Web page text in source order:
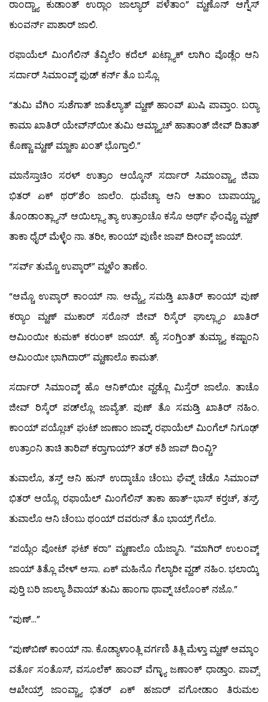
ರಾಂದ್ಚ್ಯಾ ಕುಡಾಂತ್ ಉರ್‍ಲಾಂ ಜಾಲ್ಯಾರ್ ಪಳೆತಾಂ” ಮ್ಹಣೊನ್ ಆಗ್ನೆಸ್
ಕುಂವರ್ನ್ ಪಾಶಾರ್ ಜಾಲಿ.
ರಫಾಯೆಲ್ ಮಿಂಗೆಲಿನ್ ತೆವ್ಶಿಲೆಂ ಕದೆಲ್ ಖಟ್ಲ್ಯಾಕ್ ಲಾಗಿಂ ವೊಡ್ಲೆಂ ಆನಿ
ಸರ್ದಾರ್ ಸಿಮಾಂವ್ಕ್ ಫುಡ್ ಕರ್ನ್ ತೊ ಬಸ್ಲೊ.
“ತುಮಿ ವೆಗಿಂ ಸುಶೆಗಾತ್ ಜಾತೆಲ್ಯಾತ್ ಮ್ಹಣ್ ಹಾಂವ್ ಖುಷಿ ಪಾವ್ತಾಂ. ಬರ್‍ಯಾ
ಕಾಮಾ ಖಾತಿರ್ ಯೇವ್ನ್‍ಯೀ ತುಮಿ ಆಮ್ಚ್ಯಾಚ್ ಹಾತಾಂತ್ ಜೀವ್ ದಿತಾತ್
ಕೊಣ್ಣಾ ಮ್ಹಣ್ ಮ್ಹಾಕಾ ಖಂತ್ ಭೊಗ್ತಾಲಿ.”
ಮಾನೆಸ್ತಾಚಿಂ ಸರಳ್ ಉತ್ರಾಂ ಆಯ್ಕೊನ್ ಸರ್ದಾರ್ ಸಿಮಾಂವ್ಚ್ಯಾ ಜಿವಾ
ಭಿತರ್ ಏಕ್ ಥರ್’ಶೆಂ ಜಾಲೆಂ. ಧುವೆಚ್ಯಾ ಆನಿ ಆತಾಂ ಬಾಪಾಯ್ಚ್ಯಾ
ತೊಂಡಾಂತ್ಲ್ಯಾನ್ ಆಯಿಲ್ಲ್ಯಾ ತ್ಯಾ ಉತ್ರಾಂಚೊ ಕಸೊ ಅರ್ಥ್ ಘೆಂವ್ಚೊ ಮ್ಹಣ್
ತಾಕಾ ಧೈರ್ ಮೆಳ್ಳೆಂ ನಾ. ತರೀ, ಕಾಂಯ್ ಪುಣೀ ಜಾಪ್ ದೀಂವ್ಕ್ ಜಾಯ್.
“ಸರ್ವ್ ತುಮ್ಚೊ ಉಪ್ಕಾರ್” ಮ್ಹಳೆಂ ತಾಣೆಂ.
“ಆಮ್ಚೊ ಉಪ್ಕಾರ್ ಕಾಂಯ್ ನಾ. ಆಮ್ಚ್ಯೆ ಸಮಡ್ತಿ ಖಾತಿರ್ ಕಾಂಯ್ ಪುಣ್
ಕರ್‍ಯಾಂ ಮ್ಹಣ್ ಮುಕಾರ್ ಸರೊನ್ ಜೀವ್ ರಿಸ್ಕೆರ್ ಘಾಲ್ಲ್ಯಾಂ ಖಾತಿರ್
ಆಮಿಂಯೀ ಕುಮಕ್ ಕರುಂಕ್ ಜಾಯ್. ಹ್ಯೆ ಸಂಗ್ತಿಂತ್ ತುಮ್ಚ್ಯಾ ಕಷ್ಟಾಂನಿ
ಆಮಿಂಯೀ ಭಾಗಿದಾರ್” ಮ್ಹಣಾಲೊ ಕಾಮತ್.
ಸರ್ದಾರ್ ಸಿಮಾಂವ್ಕ್ ಹೊ ಆನಿಕ್‍ಯೀ ವ್ಹಡ್ಲೊ ಮಿಸ್ತೆರ್ ಜಾಲೊ. ತಾಚೊ
ಜೀವ್ ರಿಸ್ಕೆರ್ ಪಡ್‍ಲ್ಲೊ ಜಾವ್ಯೆತ್. ಪುಣ್ ತೊ ಸಮಡ್ತಿ ಖಾತಿರ್ ನಹಿಂ.
ಕಾಂಯ್ ಪಯ್ಲೊಚ್ ಘುಟ್ ಜಾಣಾಂ ಜಾವ್ನ್, ರಫಾಯೆಲ್ ಮಿಂಗೆಲ್ ನಿಗೂಢ್
ಉತ್ರಾಂನಿ ತಾಚಿ ತಾರಿಪ್ ಕರ್‍ತಾಗಾಯ್? ತರ್ ಕಶಿ ಜಾಪ್ ದಿಂವ್ಚಿ?
ತುವಾಲೊ, ತಸ್ತ್ ಆನಿ ಹುನ್ ಉದ್ಕಾಚೊ ಚೆಂಬು ಘೆವ್ನ್ ಚೆಡೊ ಸಿಮಾಂವ್
ಭಿತರ್ ಆಯ್ಲೊ. ರಫಾಯೆಲ್ ಮಿಂಗೆಲಿನ್ ತಾಕಾ ಹಾತ್-ಭಾಸ್ ಕರ್‍ತಚ್, ತಸ್ತ್,
ತುವಾಲೊ ಆನಿ ಚೆಂಬು ಥಂಯ್ ದವರುನ್ ತೊ ಭಾಯ್ರ್ ಗೆಲೊ.
“ಪಯ್ಲೆಂ ಪೋಟ್ ಘಟ್ ಕರಾ” ಮ್ಹಣಾಲೊ ಯೆಜ್ಮಾನಿ. “ಮಾಗಿರ್ ಉಲಂವ್ಕ್
ಜಾಯ್ ತಿತ್ಲೊ ವೇಳ್ ಆಸಾ. ಏಕ್ ಮಹಿನೊ ಗೆಲ್ಯಾರೀ ವ್ಹಡ್ ನಹಿಂ. ಭಲಾಯ್ಕಿ
ಪುರ್‍ತಿ ಬರಿ ಜಾಲ್ಯಾ ಶಿವಾಯ್ ತುಮಿ ಹಾಂಗಾ ಥಾವ್ನ್ ಚಲೊಂಕ್ ನಜೊ.”
“ಪುಣ್…”
“ಪುಣ್‍ಬಿಣ್ ಕಾಂಯ್ ನಾ. ಕೊಡ್ಯಾಳಾಂತ್ಲಿ ವರ್ಗಣಿ ತಿತ್ಲಿ ಮೆಳ್ತಾ ಮ್ಹಣ್ ಆಮ್ಕಾಂ
ವರ್ತೊ ಸಂತೊಸ್, ವಸೂಲೆಕ್ ಹಾಂವ್ ವೆಗ್ಳ್ಯಾ ಜಣಾಂಕ್ ಧಾಡ್ತಾಂ. ಪಾವ್ಸ್
ಆಖೇಯ್ರ್ ಜಾಂವ್ಚ್ಯಾ ಭಿತರ್ ಏಕ್ ಹಜಾರ್ ಪಗೋಡಾಂ ತಿರುಮಲ